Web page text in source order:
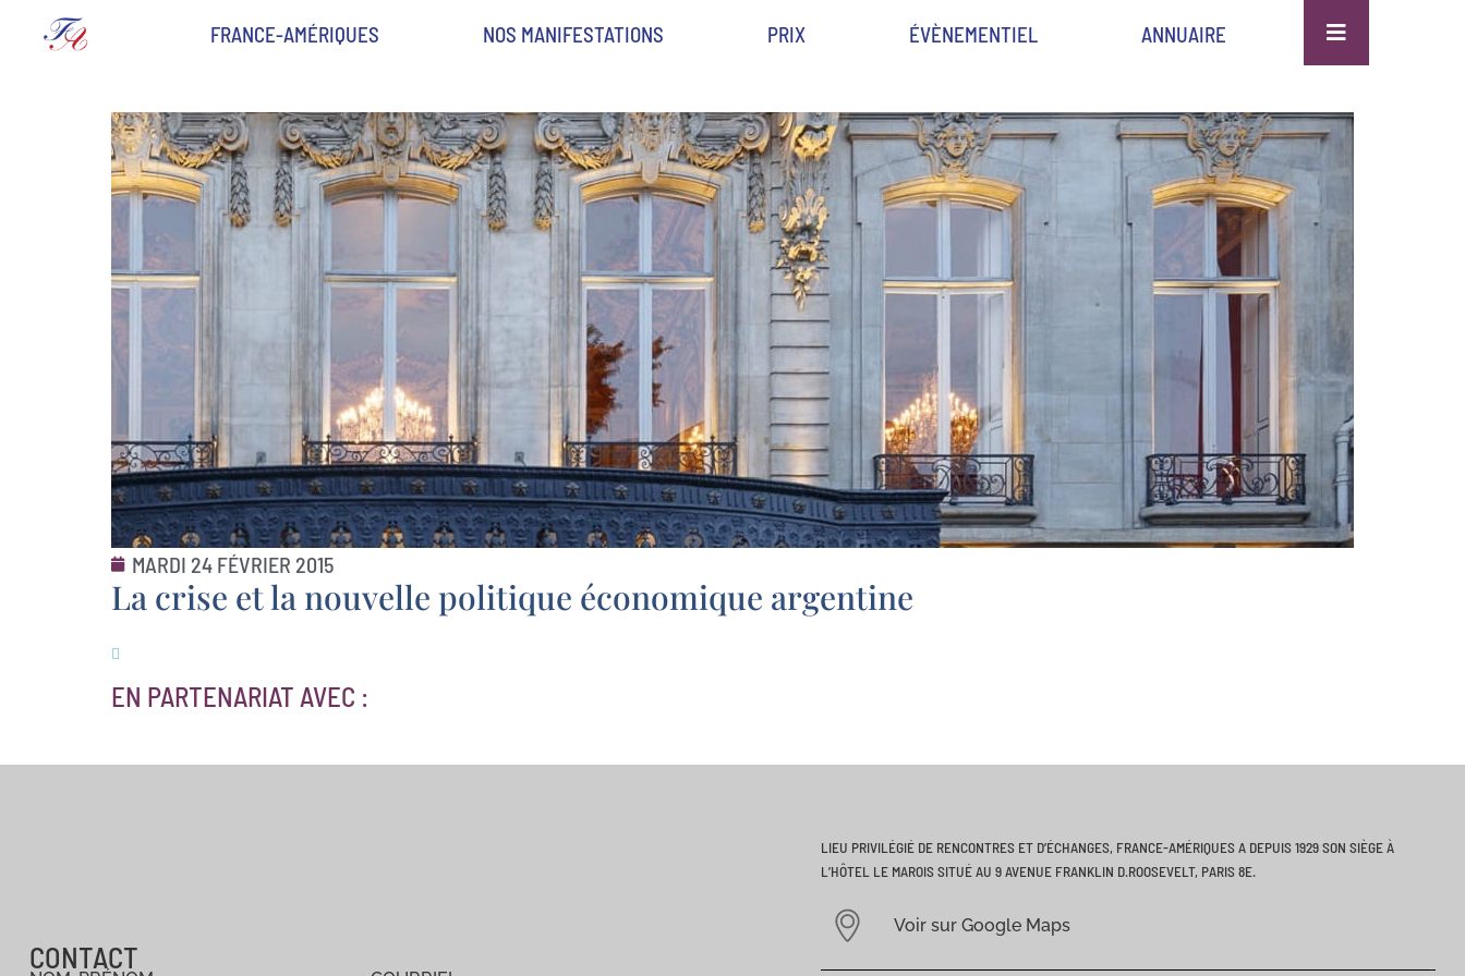
FRANCE-AMÉRIQUES NOS MANIFESTATIONS PRIX ÉVÈNEMENTIEL ANNUAIRE
MARDI 24 FÉVRIER 2015
La crise et la nouvelle politique économique argentine
EN PARTENARIAT AVEC :
CONTACT
LIEU PRIVILÉGIÉ DE RENCONTRES ET D’ÉCHANGES, FRANCE-AMÉRIQUES A DEPUIS 1929 SON SIÈGE À
L’HÔTEL LE MAROIS SITUÉ AU 9 AVENUE FRANKLIN D.ROOSEVELT, PARIS 8E.
Voir sur Google Maps